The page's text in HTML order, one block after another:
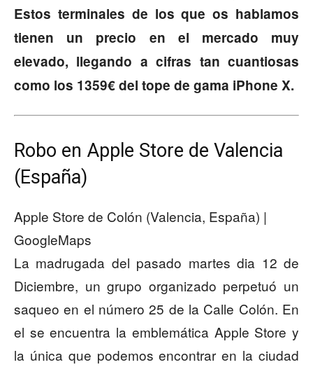
Estos terminales de los que os hablamos
tienen un precio en el mercado muy
elevado, llegando a cifras tan cuantiosas
como los 1359€ del tope de gama iPhone X.
Robo en Apple Store de Valencia
(España)
Apple Store de Colón (Valencia, España) |
GoogleMaps
La madrugada del pasado martes dia 12 de
Diciembre, un grupo organizado perpetuó un
saqueo en el número 25 de la Calle Colón. En
el se encuentra la emblemática Apple Store y
la única que podemos encontrar en la ciudad